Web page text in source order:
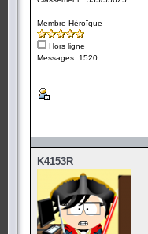
Membre Héroïque
Hors ligne
Messages: 1520
K4153R